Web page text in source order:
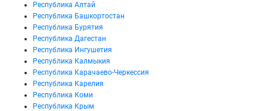
Республика Алтай
Республика Башкортостан
Республика Бурятия
Республика Дагестан
Республика Ингушетия
Республика Калмыкия
Республика Карачаево-Черкессия
Республика Карелия
Республика Коми
Республика Крым